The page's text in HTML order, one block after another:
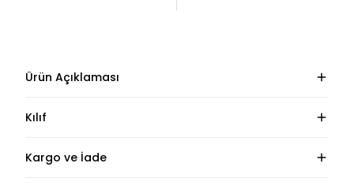
Ürün Açıklaması
Kılıf
Kargo ve İade